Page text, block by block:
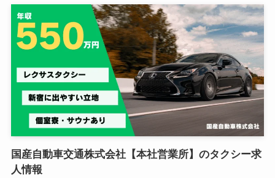
国産自動車交通株式会社【本社営業所】のタクシー求
人情報